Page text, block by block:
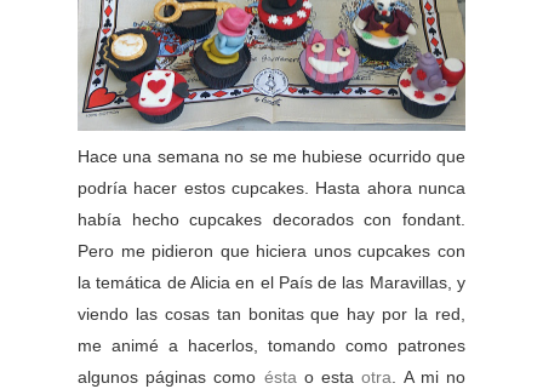
Hace una semana no se me hubiese ocurrido que
podría hacer estos cupcakes. Hasta ahora nunca
había hecho cupcakes decorados con fondant.
Pero me pidieron que hiciera unos cupcakes con
la temática de Alicia en el País de las Maravillas, y
viendo las cosas tan bonitas que hay por la red,
me animé a hacerlos, tomando como patrones
algunos páginas como éstao estaotra. A mi no